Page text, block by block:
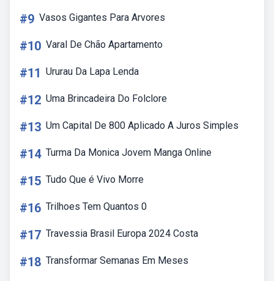
#9 Vasos Gigantes Para Arvores
#10 Varal De Chão Apartamento
#11 Ururau Da Lapa Lenda
#12 Uma Brincadeira Do Folclore
#13 Um Capital De 800 Aplicado A Juros Simples
#14 Turma Da Monica Jovem Manga Online
#15 Tudo Que é Vivo Morre
#16 Trilhoes Tem Quantos 0
#17 Travessia Brasil Europa 2024 Costa
#18 Transformar Semanas Em Meses